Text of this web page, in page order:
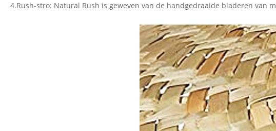
4.Rush-stro: Natural Rush is geweven van de handgedraaide bladeren van